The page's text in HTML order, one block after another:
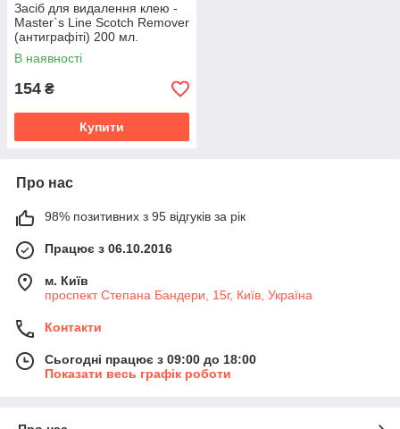
Засіб для видалення клею -
Master`s Line Scotch Remover
(антиграфіті) 200 мл.
(2000000003675)
В наявності
154 ₴
Купити
Про нас
98% позитивних з 95 відгуків за рік
Працює з 06.10.2016
м. Київ
проспект Степана Бандери, 15г, Київ, Україна
Контакти
Сьогодні працює з 09:00 до 18:00
Показати весь графік роботи